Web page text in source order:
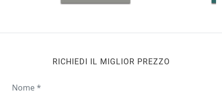
RICHIEDI IL MIGLIOR PREZZO